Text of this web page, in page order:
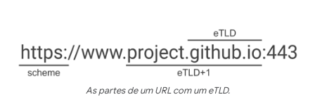
As partes de um URL com um eTLD.